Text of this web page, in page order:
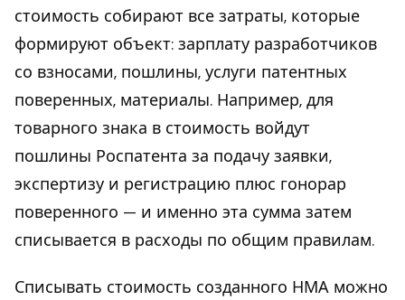
стоимость собирают все затраты, которые
формируют объект: зарплату разработчиков
со взносами, пошлины, услуги патентных
поверенных, материалы. Например, для
товарного знака в стоимость войдут
пошлины Роспатента за подачу заявки,
экспертизу и регистрацию плюс гонорар
поверенного — и именно эта сумма затем
списывается в расходы по общим правилам.
Списывать стоимость созданного НМА можно